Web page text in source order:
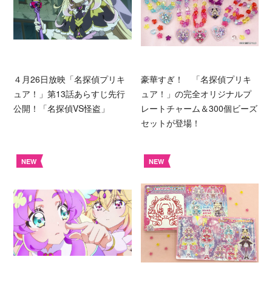
４月26日放映「名探偵プリキ
ュア！」第13話あらすじ先行
公開！「名探偵VS怪盗」
豪華すぎ！ 「名探偵プリキ
ュア！」の完全オリジナルプ
レートチャーム＆300個ビーズ
セットが登場！
NEW NEW